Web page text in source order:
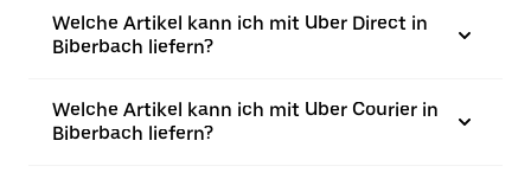
Welche Artikel kann ich mit Uber Direct in
Biberbach liefern?
Welche Artikel kann ich mit Uber Courier in
Biberbach liefern?